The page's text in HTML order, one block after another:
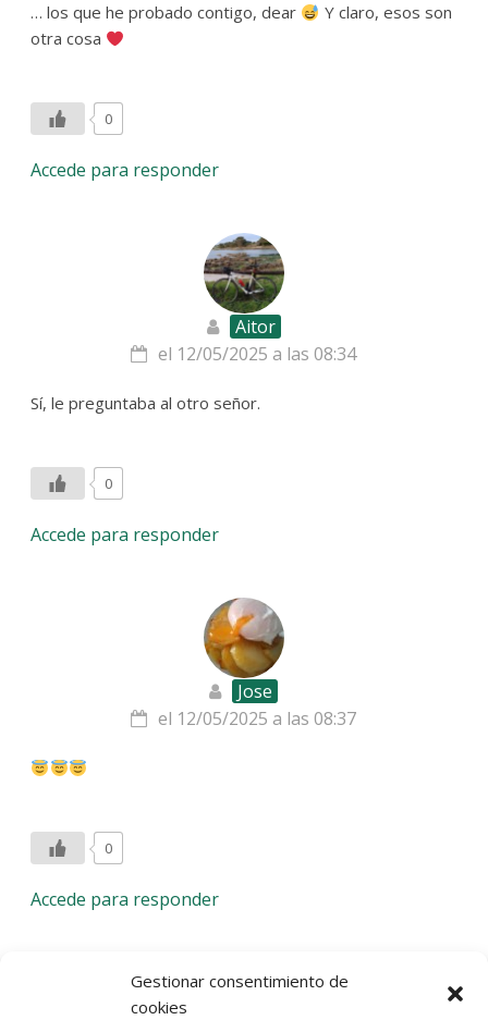
Gestionar consentimiento de
cookies
… los que he probado contigo, dear
Y claro, esos son
otra cosa
0
Accede para responder
Aitor
el 12/05/2025 a las 08:34
Sí, le preguntaba al otro señor.
0
Accede para responder
Jose
el 12/05/2025 a las 08:37
0
Accede para responder
Deja una respuesta